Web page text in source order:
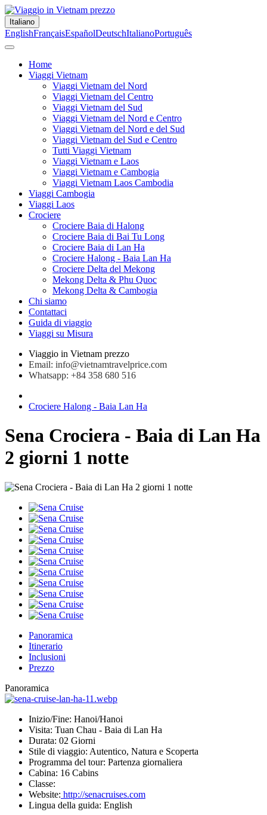
Italiano
EnglishFrançaisEspañolDeutschItalianoPortuguês
Home
Viaggi Vietnam
Viaggi Vietnam del Nord
Viaggi Vietnam del Centro
Viaggi Vietnam del Sud
Viaggi Vietnam del Nord e Centro
Viaggi Vietnam del Nord e del Sud
Viaggi Vietnam del Sud e Centro
Tutti Viaggi Vietnam
Viaggi Vietnam e Laos
Viaggi Vietnam e Cambogia
Viaggi Vietnam Laos Cambodia
Viaggi Cambogia
Viaggi Laos
Crociere
Crociere Baia di Halong
Crociere Baia di Bai Tu Long
Crociere Baia di Lan Ha
Crociere Halong - Baia Lan Ha
Crociere Delta del Mekong
Mekong Delta & Phu Quoc
Mekong Delta & Cambogia
Chi siamo
Contattaci
Guida di viaggio
Viaggi su Misura
Viaggio in Vietnam prezzo
Email: info@vietnamtravelprice.com
Whatsapp: +84 358 680 516
Crociere Halong - Baia Lan Ha
Sena Crociera - Baia di Lan Ha
2 giorni 1 notte
Panoramica
Itinerario
Inclusioni
Prezzo
Panoramica
Inizio/Fine: Hanoi/Hanoi
Visita: Tuan Chau - Baia di Lan Ha
Durata: 02 Giorni
Stile di viaggio: Autentico, Natura e Scoperta
Programma del tour: Partenza giornaliera
Cabina: 16 Cabins
Classe:
Website: http://senacruises.com
Lingua della guida: English